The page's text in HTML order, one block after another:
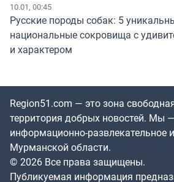
10.01, 00:45
Русские породы собак: 5
национальные сокровища с
и характером
Region51.com — это зона
территория добрых новостей. Мы
информационно-развлекательное
Мурманской области.
© 2026 Все права защищены.
Публикуемая информация